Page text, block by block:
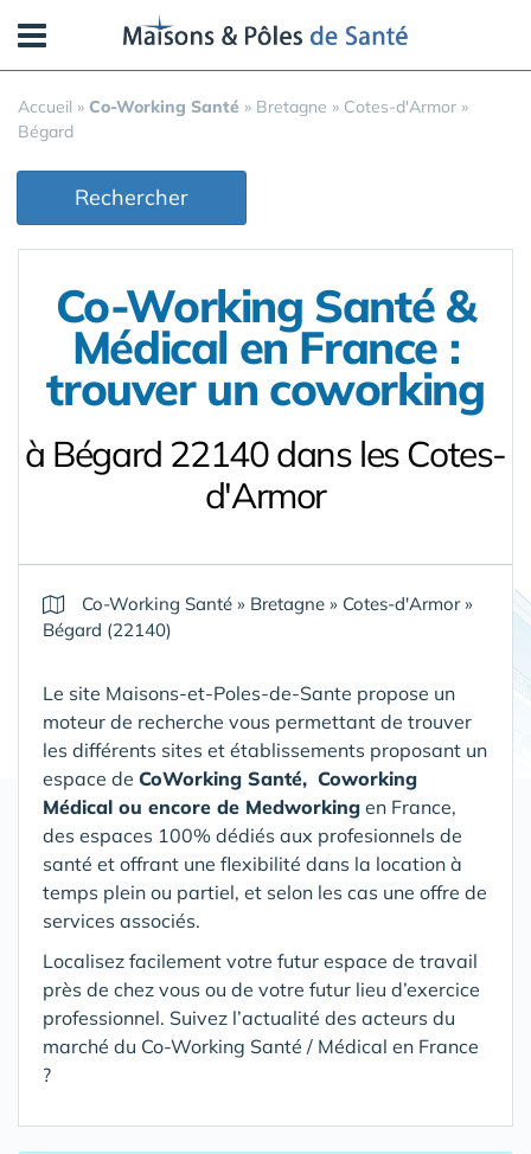
Accueil » Co-Working Santé » Bretagne » Cotes-d'Armor »
Bégard
Rechercher
Co-Working Santé &
Médical en France :
trouver un coworking
à Bégard 22140 dans les Cotes-
d'Armor
Co-Working Santé » Bretagne » Cotes-d'Armor»
Bégard (22140)
Le site Maisons-et-Poles-de-Sante propose un
moteur de recherche vous permettant de trouver
les différents sites et établissements proposant un
espace de CoWorking Santé, Coworking
Médical ou encore de Medworking en France,
des espaces 100% dédiés aux profesionnels de
santé et offrant une flexibilité dans la location à
temps plein ou partiel, et selon les cas une offre de
services associés.
Localisez facilement votre futur espace de travail
près de chez vous ou de votre futur lieu d’exercice
professionnel. Suivez l’actualité des acteurs du
marché du Co-Working Santé / Médical en France
?
Panneau de gestion des cookies